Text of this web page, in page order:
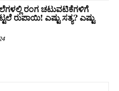
ರಂಗ ಚಟುವಟಿಕೆಗಳಿಗೆ
ರುಪಾಯಿ! ಎಷ್ಟು ಸತ್ಯ? ಎಷ್ಟು